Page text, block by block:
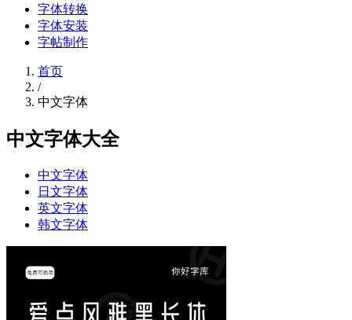
字体转换
字体安装
字帖制作
首页
/
中文字体
中文字体大全
中文字体
日文字体
英文字体
韩文字体